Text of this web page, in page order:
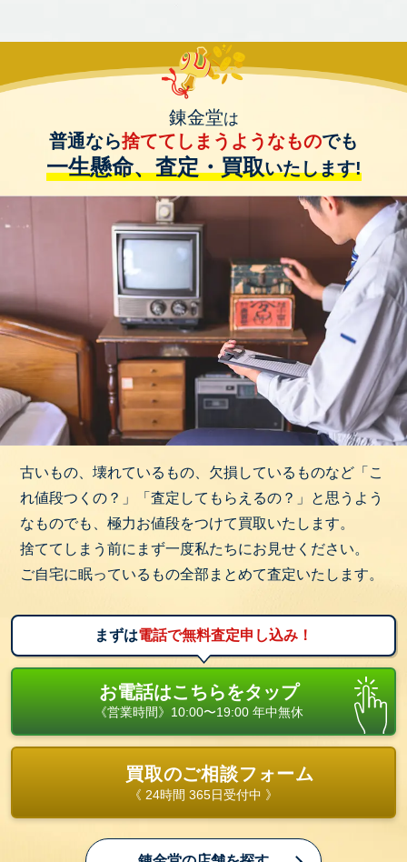
錬金堂は
普通なら捨ててしまうようなものでも
一生懸命、査定・買取いたします!
古いもの、壊れているもの、欠損しているものなど「こ
れ値段つくの？」「査定してもらえるの？」と思うよう
なものでも、極力お値段をつけて買取いたします。
捨ててしまう前にまず一度私たちにお見せください。
ご自宅に眠っているもの全部まとめて査定いたします。
まずは電話で無料査定申し込み！
お電話はこちらをタップ
《営業時間》10:00〜19:00 年中無休
買取のご相談フォーム
《 24時間 365日受付中 》